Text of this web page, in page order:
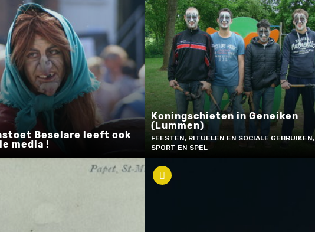
Beselare leeft ook
media !
Koningschieten in Geneiken
(Lummen)
FEESTEN, RITUELEN EN SOCIALE GEBRUIKEN,
SPORT EN SPEL